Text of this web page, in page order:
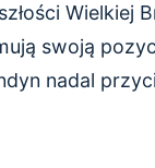
Wielkiej
swoją
nadal